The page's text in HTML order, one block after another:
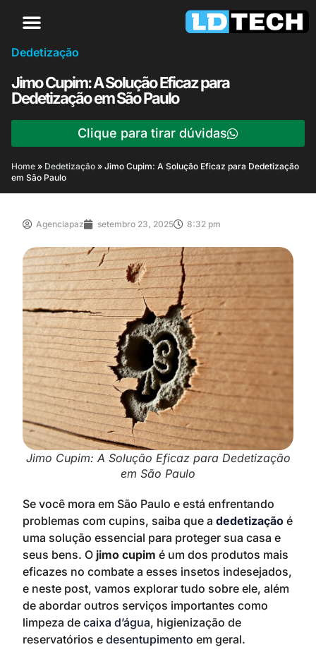
Dedetização
Jimo Cupim: A Solução Eficaz para
Dedetização em São Paulo
Clique para tirar dúvidas
Home » Dedetização » Jimo Cupim: A Solução Eficaz para Dedetização
em São Paulo
Agenciapaz setembro 23, 2025 8:32 pm
Jimo Cupim: A Solução Eficaz para Dedetização
em São Paulo
Se você mora em São Paulo e está enfrentando
problemas com cupins, saiba que a dedetização é
uma solução essencial para proteger sua casa e
seus bens. O jimo cupim é um dos produtos mais
eficazes no combate a esses insetos indesejados,
e neste post, vamos explorar tudo sobre ele, além
de abordar outros serviços importantes como
limpeza de caixa d’água, higienização de
reservatórios e desentupimento em geral.